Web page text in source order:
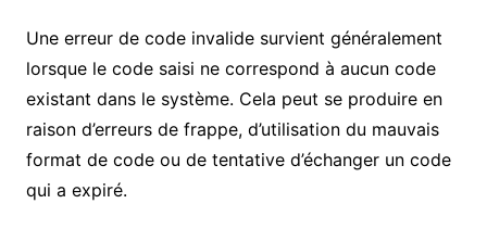
Une erreur de code invalide survient généralement
lorsque le code saisi ne correspond à aucun code
existant dans le système. Cela peut se produire en
raison d’erreurs de frappe, d’utilisation du mauvais
format de code ou de tentative d’échanger un code
qui a expiré.